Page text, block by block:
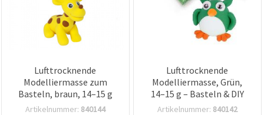
Lufttrocknende
Modelliermasse zum
Basteln, braun, 14–15 g
Artikelnummer: 840144
Lufttrocknende
Modelliermasse, Grün,
14–15 g – Basteln & DIY
Artikelnummer: 840142